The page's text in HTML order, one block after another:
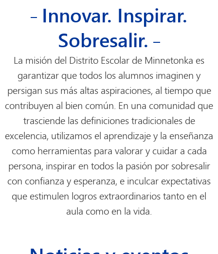
Innovar. Inspirar.
Sobresalir.
La misión del Distrito Escolar de Minnetonka es
garantizar que todos los alumnos imaginen y
persigan sus más altas aspiraciones, al tiempo que
contribuyen al bien común. En una comunidad que
trasciende las definiciones tradicionales de
excelencia, utilizamos el aprendizaje y la enseñanza
como herramientas para valorar y cuidar a cada
persona, inspirar en todos la pasión por sobresalir
con confianza y esperanza, e inculcar expectativas
que estimulen logros extraordinarios tanto en el
aula como en la vida.